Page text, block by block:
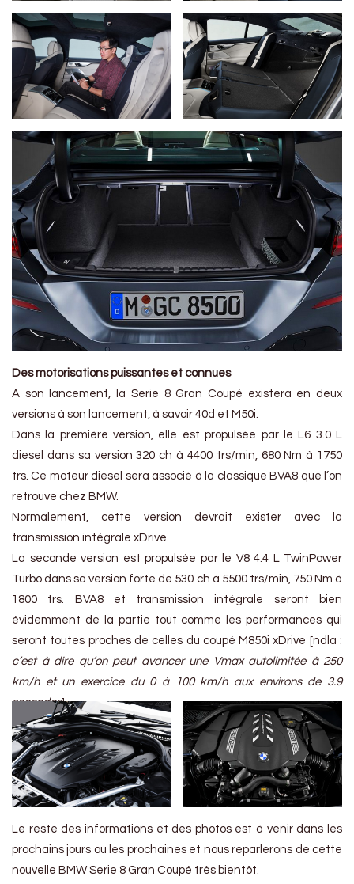
Des motorisations puissantes et connues
A son lancement, la Serie 8 Gran Coupé existera en deux
versions à son lancement, à savoir 40d et M50i.
Dans la première version, elle est propulsée par le L6 3.0 L
diesel dans sa version 320 ch à 4400 trs/min, 680 Nm à 1750
trs. Ce moteur diesel sera associé à la classique BVA8 que l’on
retrouve chez BMW.
Normalement, cette version devrait exister avec la
transmission intégrale xDrive.
La seconde version est propulsée par le V8 4.4 L TwinPower
Turbo dans sa version forte de 530 ch à 5500 trs/min, 750 Nm à
1800 trs. BVA8 et transmission intégrale seront bien
évidemment de la partie tout comme les performances qui
seront toutes proches de celles du coupé M850i xDrive [ndla :
c’est à dire qu’on peut avancer une Vmax autolimitée à 250
km/h et un exercice du 0 à 100 km/h aux environs de 3.9
secondes].
Le reste des informations et des photos est à venir dans les
prochains jours ou les prochaines et nous reparlerons de cette
nouvelle BMW Serie 8 Gran Coupé très bientôt.